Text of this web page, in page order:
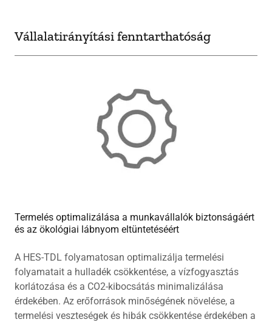
Vállalatirányítási fenntarthatóság
Termelés optimalizálása a munkavállalók biztonságáért
és az ökológiai lábnyom eltüntetéséért
A HES-TDL folyamatosan optimalizálja termelési
folyamatait a hulladék csökkentése, a vízfogyasztás
korlátozása és a CO2-kibocsátás minimalizálása
érdekében. Az erőforrások minőségének növelése, a
termelési veszteségek és hibák csökkentése érdekében a